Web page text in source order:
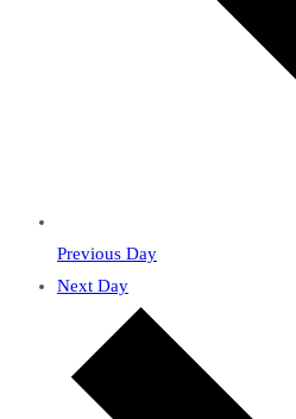
Previous Day
Next Day